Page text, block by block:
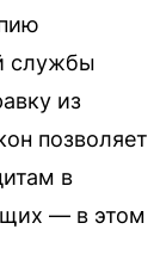
службы
из
позволяет
в
— в этом